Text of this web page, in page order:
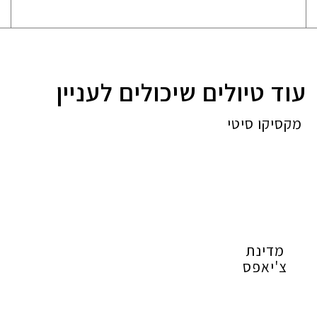
עוד טיולים שיכולים לעניין
מקסיקו סיטי
מדינת
צ'יאפס